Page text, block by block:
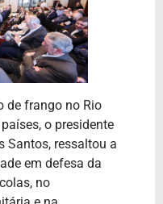
de frango no Rio
o presidente
Santos, ressaltou a
em defesa da
no